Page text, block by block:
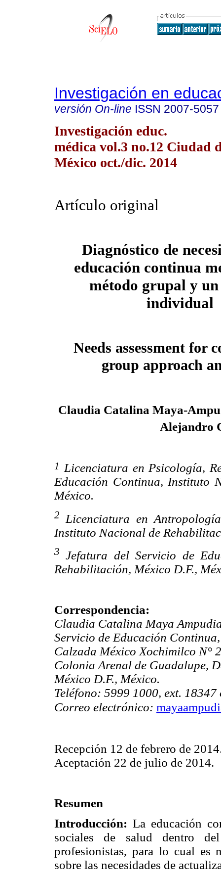
Investigación en
versión On-line ISSN 2007-5057
Investigación educ.
médica vol.3 no.12 Ciudad
México oct./dic. 2014
Artículo original
Diagnóstico de
educación continua
método grupal y
individual
Needs assessment for
group approach
Claudia Catalina Maya-
Alejandro
1
Licenciatura en Psicología,
Educación Continua, Instituto
México.
2
Licenciatura en
Instituto Nacional de
3 Jefatura del Servicio de
Rehabilitación, México D.F.,
Correspondencia:
Claudia Catalina Maya
Servicio de Educación
Calzada México Xochimilco N°
Colonia Arenal de Guadalupe,
México D.F., México.
Teléfono: 5999 1000, ext. 18347
Correo electrónico:
Recepción 12 de febrero de
Aceptación 22 de julio de 2014.
Resumen
Introducción: La educación
sociales de salud dentro
profesionistas, para lo cual es
sobre las necesidades de